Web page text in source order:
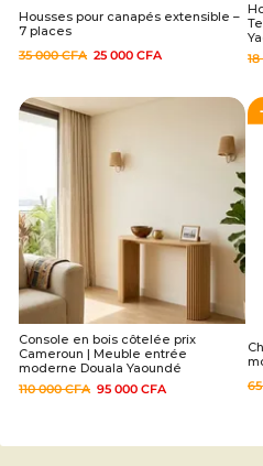
Housses pour canapés extensible –
7 places
35 000CFA 25 000 CFA
Console en bois côtelée prix
Cameroun | Meuble entrée
moderne Douala Yaoundé
110 000CFA 95 000 CFA